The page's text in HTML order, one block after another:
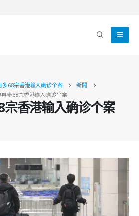
多68宗香港输入确诊个案
新聞
再多68宗香港输入确诊个案
宗香港输入确诊个案